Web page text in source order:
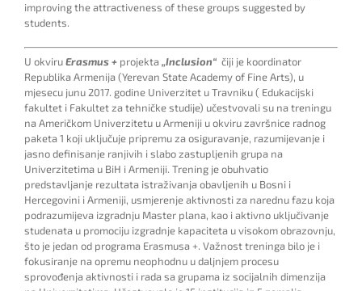
improving the attractiveness of these groups suggested by
students.
U okviruErasmus + projekta„Inclusion“ čiji je koordinator
Republika Armenija (Yerevan State Academy of Fine Arts), u
mjesecu junu 2017. godine Univerzitet u Travniku ( Edukacijski
fakultet i Fakultet za tehničke studije) učestvovali su na treningu
na Američkom Univerzitetu u Armeniji u okviru završnice radnog
paketa 1 koji uključuje pripremu za osiguravanje, razumijevanje i
jasno definisanje ranjivih i slabo zastupljenih grupa na
Univerzitetima u BiH i Armeniji. Trening je obuhvatio
predstavljanje rezultata istraživanja obavljenih u Bosni i
Hercegovini i Armeniji, usmjerenje aktivnosti za narednu fazu koja
podrazumijeva izgradnju Master plana, kao i aktivno uključivanje
studenata u promociju izgradnje kapaciteta u visokom obrazovnju,
što je jedan od programa Erasmusa +. Važnost treninga bilo je i
fokusiranje na opremu neophodnu u daljnjem procesu
sprovođenja aktivnosti i rada sa grupama iz socijalnih dimenzija